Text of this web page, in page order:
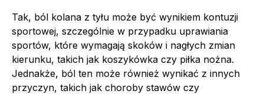
Tak, ból kolana z tyłu może być wynikiem kontuzji
sportowej, szczególnie w przypadku uprawiania
sportów, które wymagają skoków i nagłych zmian
kierunku, takich jak koszykówka czy piłka nożna.
Jednakże, ból ten może również wynikać z innych
przyczyn, takich jak choroby stawów czy